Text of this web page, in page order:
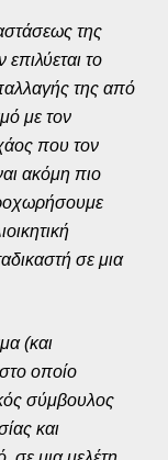
της
το
της από
με τον
που τον
ακόμη πιο
σε μια
(και
οποίο
σύμβουλος
και